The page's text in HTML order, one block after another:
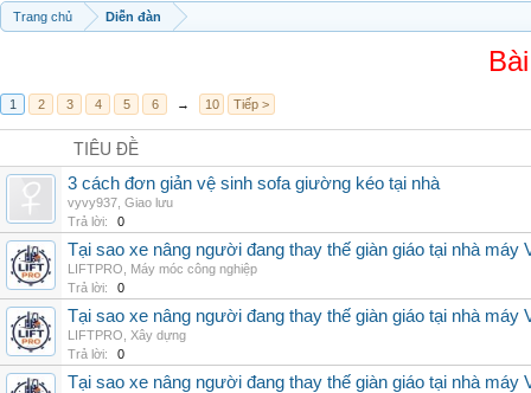
Trang chủ Diễn đàn
1 2 3 4 5 6 → 10 Tiếp >
TIÊU ĐỀ
3 cách đơn giản vệ sinh sofa giường kéo tại nhà
vyvy937 Giao lưu
Trả lời:
0
Tại sao xe nâng người đang thay thế giàn giáo tại nhà máy
LIFTPRO
Máy móc công nghiệp
Trả lời:
0
Tại sao xe nâng người đang thay thế giàn giáo tại nhà máy
LIFTPRO
Xây dựng
Trả lời:
0
Tại sao xe nâng người đang thay thế giàn giáo tại nhà máy